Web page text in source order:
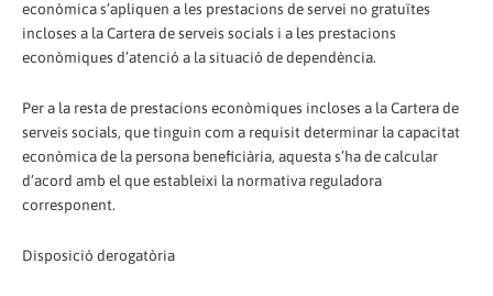
econòmica s’apliquen a les prestacions de servei no gratuïtes
incloses a la Cartera de serveis socials i a les prestacions
econòmiques d’atenció a la situació de dependència.
Per a la resta de prestacions econòmiques incloses a la Cartera de
serveis socials, que tinguin com a requisit determinar la capacitat
econòmica de la persona beneficiària, aquesta s’ha de calcular
d’acord amb el que estableixi la normativa reguladora
corresponent.
Disposició derogatòria